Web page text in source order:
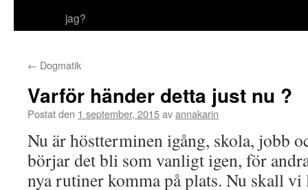
jag?
← Dogmatik
Varför händer detta just nu ?
Postat den 1 september, 2015avannakarin
Nu är höstterminen igång, skola, jobb
börjar det bli som vanligt igen, för
nya rutiner komma på plats. Nu skall